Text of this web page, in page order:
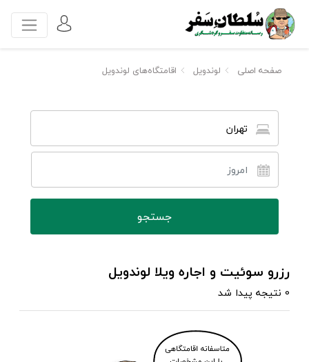
صفحه اصلی لوندویل اقامتگاه‌های لوندویل
تهران
رزرو سوئیت و اجاره ویلا لوندویل
0 نتیجه پیدا شد